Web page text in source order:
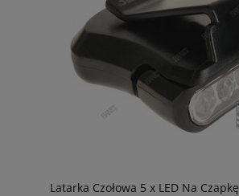
Latarka Czołowa 5 x LED Na Czapkę